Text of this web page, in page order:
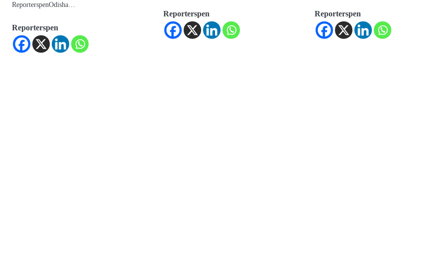
ReporterspenOdisha…
Reporterspen
Reporterspen Reporterspen